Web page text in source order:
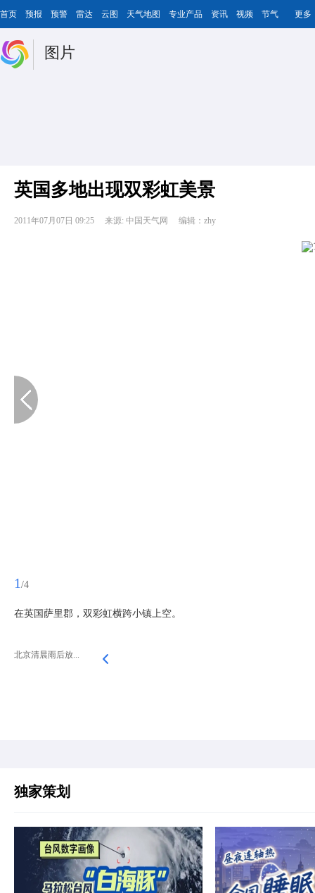
首页 预报 预警 雷达 云图 天气地图 专业产品 资讯 视频 节气 更多
图片
英国多地出现双彩虹美景
2011年07月07日 09:25 来源: 中国天气网 编辑：zhy
1 /4
在英国萨里郡，双彩虹横跨小镇上空。
北京清晨雨后放...
独家策划